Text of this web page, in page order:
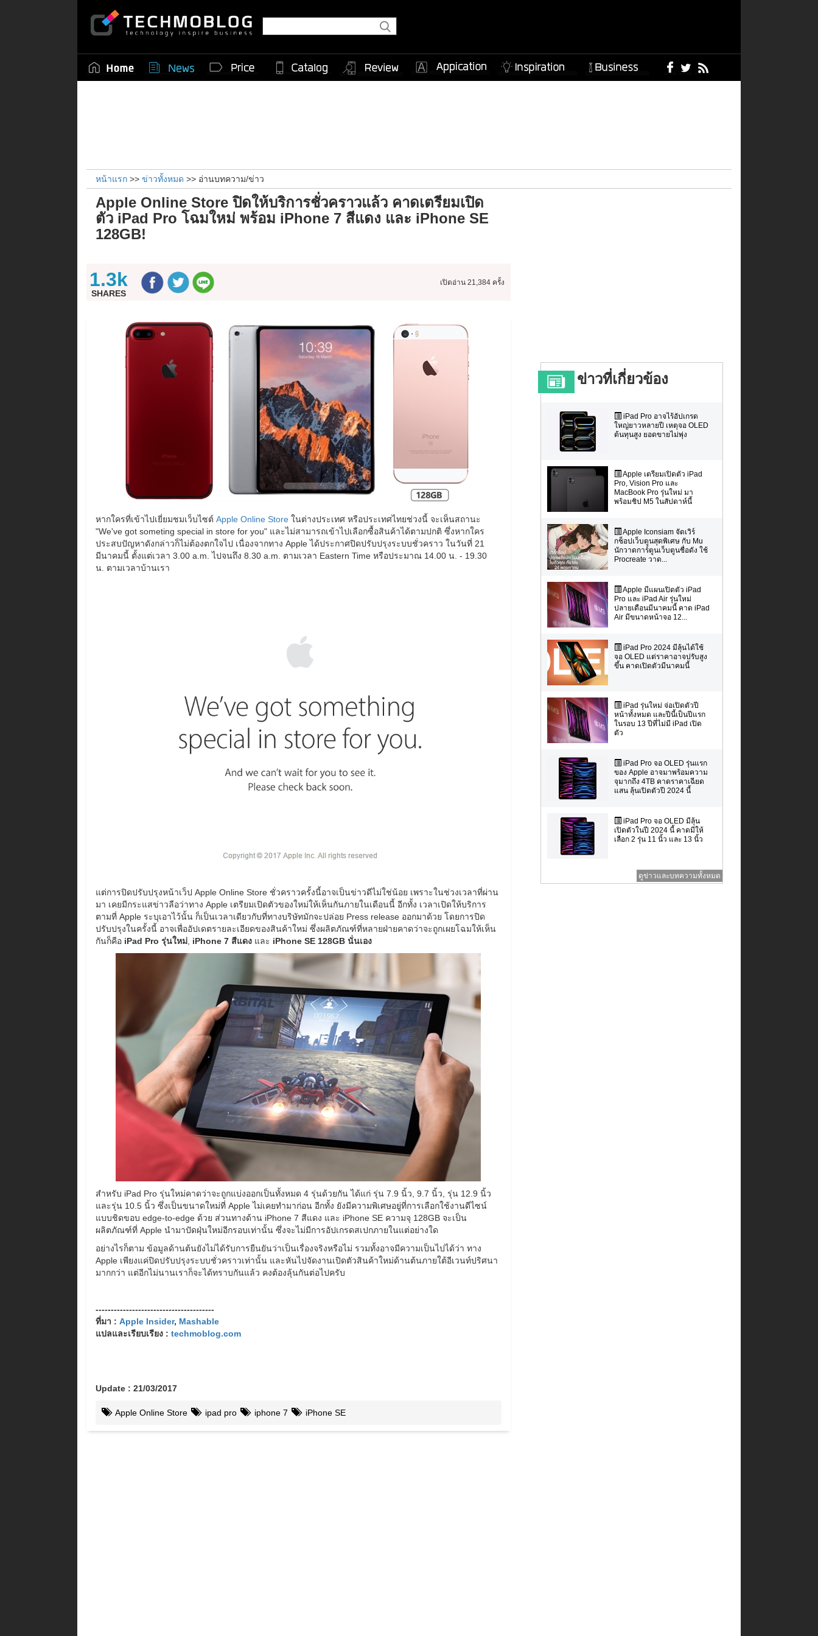
หน้าแรก >> ข่าวทั้งหมด >> อ่านบทความ/ข่าว
Apple Online Store ปิดให้บริการชั่วคราวแล้ว คาดเตรียมเปิด
ตัว iPad Pro โฉมใหม่ พร้อม iPhone 7 สีแดง และ iPhone SE
128GB!
1.3k
SHARES
เปิดอ่าน 21,384 ครั้ง
หากใครที่เข้าไปเยี่ยมชมเว็บไซต์ Apple Online Store ในต่างประเทศ หรือประเทศไทยช่วงนี้ จะเห็นสถานะ
"We've got someting special in store for you" และไม่สามารถเข้าไปเลือกซื้อสินค้าได้ตามปกติ ซึ่งหากใคร
ประสบปัญหาดังกล่าวก็ไม่ต้องตกใจไป เนื่องจากทาง Apple ได้ประกาศปิดปรับปรุงระบบชั่วคราว ในวันที่ 21
มีนาคมนี้ ตั้งแต่เวลา 3.00 a.m. ไปจนถึง 8.30 a.m. ตามเวลา Eastern Time หรือประมาณ 14.00 น. - 19.30
น. ตามเวลาบ้านเรา
แต่การปิดปรับปรุงหน้าเว็ป Apple Online Store ชั่วคราวครั้งนี้อาจเป็นข่าวดีไม่ใช่น้อย เพราะในช่วงเวลาที่ผ่าน
มา เคยมีกระแสข่าวลือว่าทาง Apple เตรียมเปิดตัวของใหม่ให้เห็นกันภายในเดือนนี้ อีกทั้ง เวลาเปิดให้บริการ
ตามที่ Apple ระบุเอาไว้นั้น ก็เป็นเวลาเดียวกับที่ทางบริษัทมักจะปล่อย Press release ออกมาด้วย โดยการปิด
ปรับปรุงในครั้งนี้ อาจเพื่ออัปเดตรายละเอียดของสินค้าใหม่ ซึ่งผลิตภัณฑ์ที่หลายฝ่ายคาดว่าจะถูกเผยโฉมให้เห็น
กันก็คือ iPad Pro รุ่นใหม่ iPhone 7 สีแดง และ iPhone SE 128GB นั่นเอง
สำหรับ iPad Pro รุ่นใหม่คาดว่าจะถูกแบ่งออกเป็นทั้งหมด 4 รุ่นด้วยกัน ได้แก่ รุ่น 7.9 นิ้ว, 9.7 นิ้ว, รุ่น 12.9 นิ้ว
และรุ่น 10.5 นิ้ว ซึ่งเป็นขนาดใหม่ที่ Apple ไม่เคยทำมาก่อน อีกทั้ง ยังมีความพิเศษอยู่ที่การเลือกใช้งานดีไซน์
แบบชิดขอบ edge-to-edge ด้วย ส่วนทางด้าน iPhone 7 สีแดง และ iPhone SE ความจุ 128GB จะเป็น
ผลิตภัณฑ์ที่ Apple นำมาปัดฝุ่นใหม่อีกรอบเท่านั้น ซึ่งจะไม่มีการอัปเกรดสเปกภายในแต่อย่างใด
อย่างไรก็ตาม ข้อมูลด้านต้นยังไม่ได้รับการยืนยันว่าเป็นเรื่องจริงหรือไม่ รวมทั้งอาจมีความเป็นไปได้ว่า ทาง
Apple เพียงแค่ปิดปรับปรุงระบบชั่วคราวเท่านั้น และหันไปจัดงานเปิดตัวสินค้าใหม่ด้านต้นภายใต้อีเวนท์ปริศนา
มากกว่า แต่อีกไม่นานเราก็จะได้ทราบกันแล้ว คงต้องลุ้นกันต่อไปครับ
---------------------------------------
ที่มา : Apple Insider, Mashable
แปลและเรียบเรียง : techmoblog.com
Update : 21/03/2017
Apple Online Store ipad pro iphone 7 iPhone SE
ข่าวที่เกี่ยวข้อง
iPad Pro อาจไร้อัปเกรด
ใหญ่ยาวหลายปี เหตุจอ OLED
ต้นทุนสูง ยอดขายไม่พุ่ง
Apple เตรียมเปิดตัว iPad
Pro, Vision Pro และ
MacBook Pro รุ่นใหม่ มา
พร้อมชิป M5 ในสัปดาห์นี้
Apple Iconsiam จัดเวิร์
กช็อปเว็บตูนสุดพิเศษ กับ Mu
นักวาดการ์ตูนเว็บตูนชื่อดัง ใช้
Procreate วาด...
Apple มีแผนเปิดตัว iPad
Pro และ iPad Air รุ่นใหม่
ปลายเดือนมีนาคมนี้ คาด iPad
Air มีขนาดหน้าจอ 12...
iPad Pro 2024 มีลุ้นได้ใช้
จอ OLED แต่ราคาอาจปรับสูง
ขึ้น คาดเปิดตัวมีนาคมนี้
iPad รุ่นใหม่ จ่อเปิดตัวปี
หน้าทั้งหมด และปีนี้เป็นปีแรก
ในรอบ 13 ปีที่ไม่มี iPad เปิด
ตัว
iPad Pro จอ OLED รุ่นแรก
ของ Apple อาจมาพร้อมความ
จุมากถึง 4TB คาดราคาเฉียด
แสน ลุ้นเปิดตัวปี 2024 นี้
iPad Pro จอ OLED มีลุ้น
เปิดตัวในปี 2024 นี้ คาดมีให้
เลือก 2 รุ่น 11 นิ้ว และ 13 นิ้ว
ดูข่าวและบทความทั้งหมด